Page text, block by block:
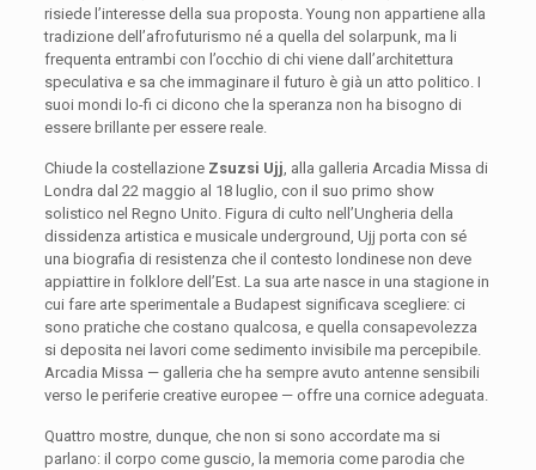
risiede l’interesse della sua proposta. Young non appartiene alla
tradizione dell’afrofuturismo né a quella del solarpunk, ma li
frequenta entrambi con l’occhio di chi viene dall’architettura
speculativa e sa che immaginare il futuro è già un atto politico. I
suoi mondi lo-fi ci dicono che la speranza non ha bisogno di
essere brillante per essere reale.
Chiude la costellazione Zsuzsi Ujj , alla galleria Arcadia Missa di
Londra dal 22 maggio al 18 luglio, con il suo primo show
solistico nel Regno Unito. Figura di culto nell’Ungheria della
dissidenza artistica e musicale underground, Ujj porta con sé
una biografia di resistenza che il contesto londinese non deve
appiattire in folklore dell’Est. La sua arte nasce in una stagione in
cui fare arte sperimentale a Budapest significava scegliere: ci
sono pratiche che costano qualcosa, e quella consapevolezza
si deposita nei lavori come sedimento invisibile ma percepibile.
Arcadia Missa — galleria che ha sempre avuto antenne sensibili
verso le periferie creative europee — offre una cornice adeguata.
Quattro mostre, dunque, che non si sono accordate ma si
parlano: il corpo come guscio, la memoria come parodia che